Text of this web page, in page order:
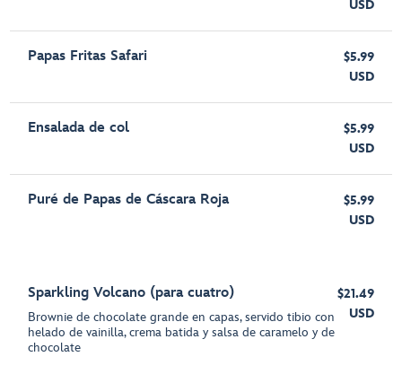
USD
Papas Fritas Safari
$5.99
USD
Ensalada de col
$5.99
USD
Puré de Papas de Cáscara Roja
$5.99
USD
Sparkling Volcano (para cuatro)
Brownie de chocolate grande en capas, servido tibio con
helado de vainilla, crema batida y salsa de caramelo y de
chocolate
$21.49
USD